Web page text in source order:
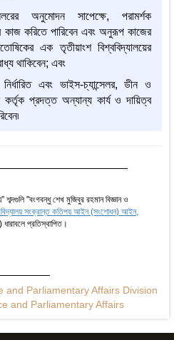
অনুমোদন সাপেক্ষে, পরামর্শক
কাজ করিতে পারিবেন এবং অনুরূপ কাজের
এক তৃতীয়াংশ বিশ্ববিদ্যালয়ের
থাকিবেন; এবং
এবং ভাইস-চ্যান্সেলর, ডীন ও
কর্তৃক প্রদত্ত অন্যান্য কার্য ও দায়িত্ব
শব্দগুলি "বংগবন্ধু শেখ মুজিবুর রহমান বিজ্ঞান ও
সংক্রান্ত কতিপয় আইন (সংশোধন) আইন,
প্রতিস্থাপিত।
and Parliamentary Affairs Division
and Parliamentary Affairs